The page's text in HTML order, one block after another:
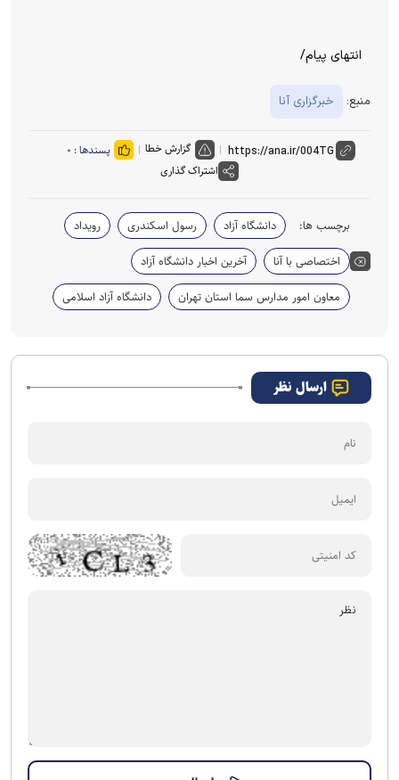
انتهای پیام/
منبع: خبرگزاری آنا
گزارش خطا پسندها : ۰
اشتراک گذاری
برچسب ها: دانشگاه آزاد رسول اسکندری
رویداد
اختصاصی با آنا
آخرین اخبار دانشگاه آزاد
معاون امور مدارس سما استان تهران
دانشگاه آزاد اسلامی
ارسال نظر